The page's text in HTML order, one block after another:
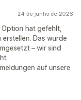
24 de junho de 2026
Option hat gefehlt,
Das wurde
– wir sind
auf unsere